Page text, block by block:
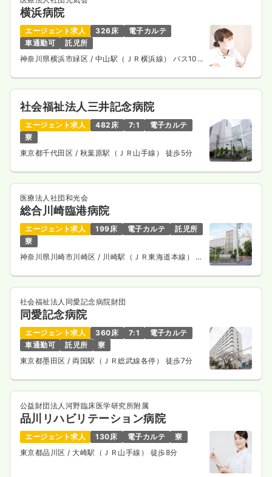
内視鏡正・准看護師 一般病院
日勤のみ（常勤）
※経験9年の例
時間 8:30～17:00
月給25万円以上可
詳細を見る
日勤のみ（パート）
給与 お問い合わせください
時間
詳細を見る
横浜病院
エージェント求人 326床
電子カルテ
車通勤可
託児所
神奈川県横浜市緑区 / 中山駅（ＪＲ横浜線） バス10
社会福祉法人三井記念病院
エージェント求人 482床 7:1
電子カルテ
寮
東京都千代田区 / 秋葉原駅（ＪＲ山手線） 徒歩5分
医療法人社団和光会
総合川崎臨港病院
エージェント求人 199床 電子カルテ
託児所
寮
神奈川県川崎市川崎区/ 川崎駅（ＪＲ東海道本線） バ
社会福祉法人同愛記念病院財団
同愛記念病院
エージェント求人 360床 7:1
電子カルテ
車通勤可
託児所
寮
東京都墨田区/ 両国駅（ＪＲ総武線各停） 徒歩7分
公益財団法人河野臨床医学研究所附属
品川リハビリテーション病院
エージェント求人 130床 電子カルテ
寮
東京都品川区/ 大崎駅（ＪＲ山手線） 徒歩8分